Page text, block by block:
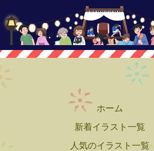
ホーム
新着イラスト一覧
人気のイラスト一覧